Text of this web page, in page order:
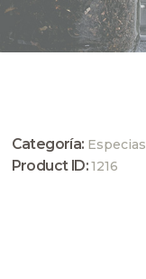
Categoría: Especias
Product ID:1216